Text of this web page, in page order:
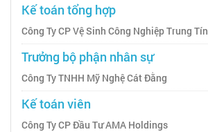
Kế toán tổng hợp
Công Ty CP Vệ Sinh Công Nghiệp Trung Tín
Trưởng bộ phận nhân sự
Công Ty TNHH Mỹ Nghệ Cát Đằng
Kế toán viên
Công Ty CP Đầu Tư AMA Holdings